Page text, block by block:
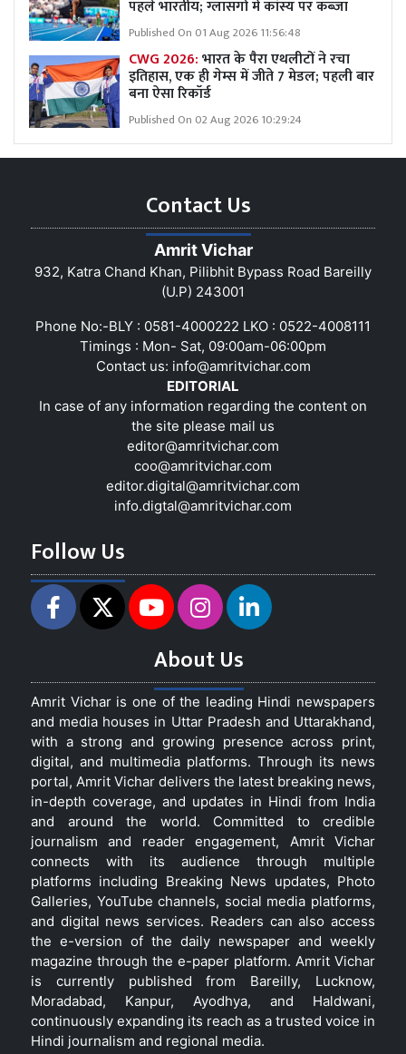
पहले भारतीय; ग्लासगो में कांस्य पर कब्जा
Published On 01 Aug 2026 11:56:48
CWG 2026:भारत के पैरा एथलीटों ने रचा
इतिहास, एक ही गेम्स में जीते 7 मेडल; पहली बार
बना ऐसा रिकॉर्ड
Published On 02 Aug 2026 10:29:24
Contact Us
Amrit Vichar
932, Katra Chand Khan, Pilibhit Bypass Road Bareilly
(U.P) 243001
Phone No:-BLY : 0581-4000222 LKO : 0522-4008111
Timings : Mon- Sat, 09:00am-06:00pm
Contact us: info@amritvichar.com
EDITORIAL
In case of any information regarding the content on
the site please mail us
editor@amritvichar.com
coo@amritvichar.com
editor.digital@amritvichar.com
info.digtal@amritvichar.com
Follow Us
About Us
Amrit Vichar is one of the leading Hindi newspapers
and media houses in Uttar Pradesh and Uttarakhand,
with a strong and growing presence across print,
digital, and multimedia platforms. Through its news
portal, Amrit Vichar delivers the latest breaking news,
in-depth coverage, and updates in Hindi from India
and around the world. Committed to credible
journalism and reader engagement, Amrit Vichar
connects with its audience through multiple
platforms including Breaking News updates, Photo
Galleries, YouTube channels, social media platforms,
and digital news services. Readers can also access
the e-version of the daily newspaper and weekly
magazine through the e-paper platform. Amrit Vichar
is currently published from Bareilly, Lucknow,
Moradabad, Kanpur, Ayodhya, and Haldwani,
continuously expanding its reach as a trusted voice in
Hindi journalism and regional media.